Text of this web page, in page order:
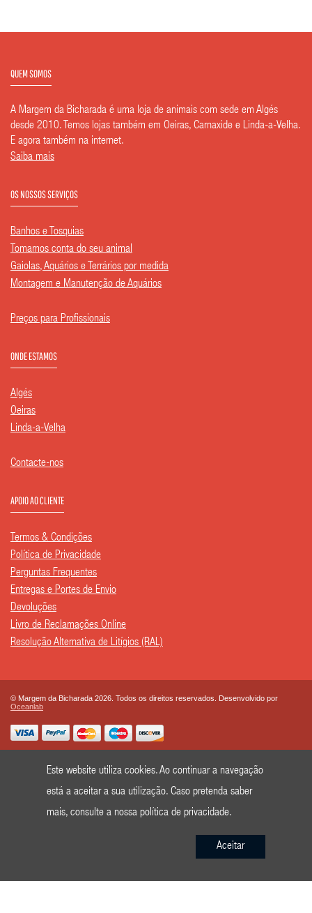
QUEM SOMOS
A Margem da Bicharada é uma loja de animais com sede em Algés
desde 2010. Temos lojas também em Oeiras, Carnaxide e Linda-a-Velha.
E agora também na internet.
Saiba mais
OS NOSSOS SERVIÇOS
Banhos e Tosquias
Tomamos conta do seu animal
Gaiolas, Aquários e Terrários por medida
Montagem e Manutenção de Aquários
Preços para Profissionais
ONDE ESTAMOS
Algés
Oeiras
Linda-a-Velha
Contacte-nos
APOIO AO CLIENTE
Termos & Condições
Política de Privacidade
Perguntas Frequentes
Entregas e Portes de Envio
Devoluções
Livro de Reclamações Online
Resolução Alternativa de Litígios (RAL)
© Margem da Bicharada 2026. Todos os direitos reservados. Desenvolvido por
Oceanlab
Este website utiliza cookies. Ao continuar a navegação
está a aceitar a sua utilização. Caso pretenda saber
mais, consulte a nossapolítica de privacidade.
Aceitar